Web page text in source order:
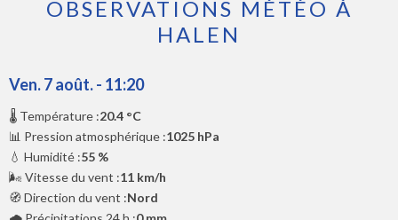
OBSERVATIONS MÉTÉO À
HALEN
Ven. 7 août. - 11:20
🌡️ Température :20.4 °C
📊 Pression atmosphérique :1025 hPa
💧 Humidité :55 %
🌬️ Vitesse du vent :11 km/h
🧭 Direction du vent :Nord